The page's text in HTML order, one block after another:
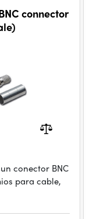
connector
conector BNC
para cable,